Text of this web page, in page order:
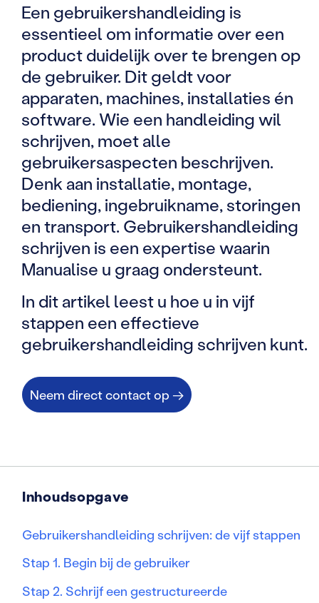
Een gebruikershandleiding is
essentieel om informatie over een
product duidelijk over te brengen op
de gebruiker. Dit geldt voor
apparaten, machines, installaties én
software. Wie een handleiding wil
schrijven, moet alle
gebruikersaspecten beschrijven.
Denk aan installatie, montage,
bediening, ingebruikname, storingen
en transport. Gebruikershandleiding
schrijven is een expertise waarin
Manualise u graag ondersteunt.
In dit artikel leest u hoe u in vijf
stappen een effectieve
gebruikershandleiding schrijven kunt.
Neem direct contact op →
Inhoudsopgave
Gebruikershandleiding schrijven: de vijf stappen
Stap 1. Begin bij de gebruiker
Stap 2. Schrijf een gestructureerde